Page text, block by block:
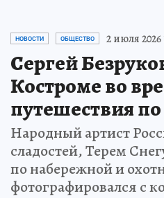
НОВОСТИ ОБЩЕСТВО 2 июля 2026
Сергей
Костроме во
путешествия
Народный артист
сладостей, Терем
по набережной и
фотографировался с